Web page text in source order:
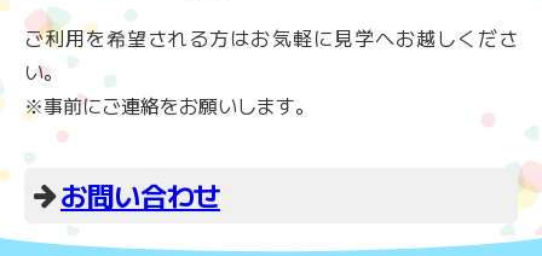
ご利用を希望される方はお気軽に見学へお越しくださ
い。
※事前にご連絡をお願いします。
お問い合わせ